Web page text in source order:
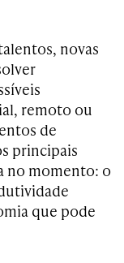
novas
remoto ou
de
principais
no momento: o
que pode